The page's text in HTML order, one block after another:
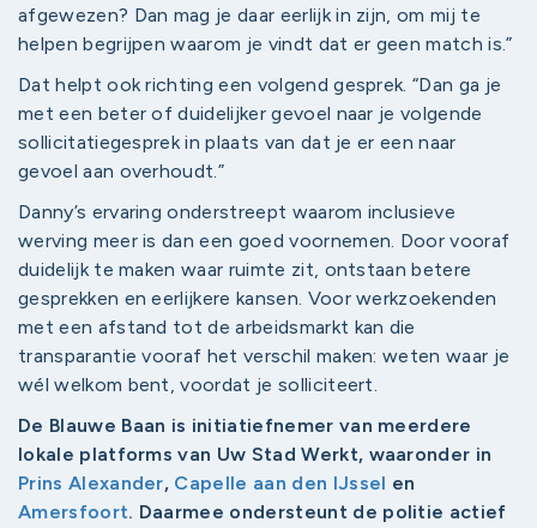
afgewezen? Dan mag je daar eerlijk in zijn, om mij te
helpen begrijpen waarom je vindt dat er geen match is.”
Dat helpt ook richting een volgend gesprek. “Dan ga je
met een beter of duidelijker gevoel naar je volgende
sollicitatiegesprek in plaats van dat je er een naar
gevoel aan overhoudt.”
Danny’s ervaring onderstreept waarom inclusieve
werving meer is dan een goed voornemen. Door vooraf
duidelijk te maken waar ruimte zit, ontstaan betere
gesprekken en eerlijkere kansen. Voor werkzoekenden
met een afstand tot de arbeidsmarkt kan die
transparantie vooraf het verschil maken: weten waar je
wél welkom bent, voordat je solliciteert.
De Blauwe Baan is initiatiefnemer van meerdere
lokale platforms van Uw Stad Werkt, waaronder in
Prins Alexander, Capelle aan den IJssel en
Amersfoort. Daarmee ondersteunt de politie actief